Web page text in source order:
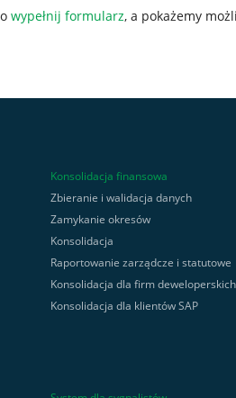
wypełnij formularz, a pokażemy
Konsolidacja finansowa
Zbieranie i walidacja danych
Zamykanie okresów
Konsolidacja
Raportowanie zarządcze i statutowe
Konsolidacja dla firm deweloperskich
Konsolidacja dla klientów SAP